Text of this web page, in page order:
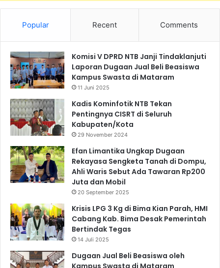
Popular Recent Comments
Komisi V DPRD NTB Janji Tindaklanjuti
Laporan Dugaan Jual Beli Beasiswa
Kampus Swasta di Mataram
11 Juni 2025
Kadis Kominfotik NTB Tekan
Pentingnya CISRT di Seluruh
Kabupaten/Kota
29 November 2024
Efan Limantika Ungkap Dugaan
Rekayasa Sengketa Tanah di Dompu,
Ahli Waris Sebut Ada Tawaran Rp200
Juta dan Mobil
20 September 2025
Krisis LPG 3 Kg di Bima Kian Parah, HMI
Cabang Kab. Bima Desak Pemerintah
Bertindak Tegas
14 Juli 2025
Dugaan Jual Beli Beasiswa oleh
Kampus Swasta di Mataram